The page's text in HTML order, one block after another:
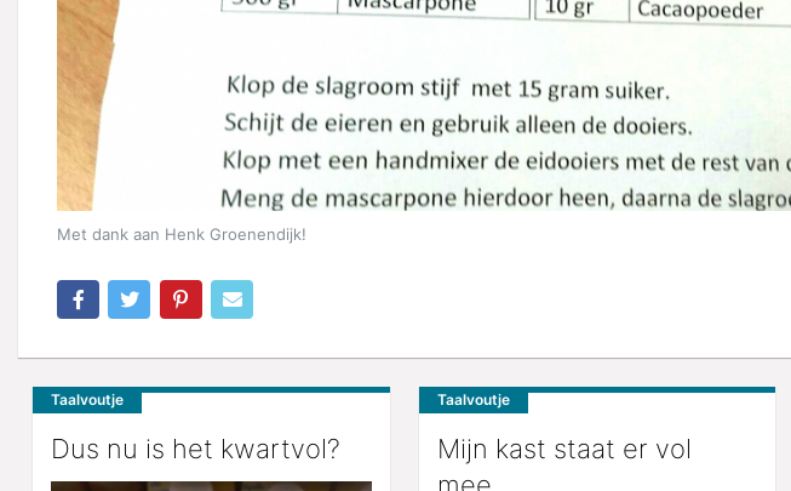
Met dank aan Henk Groenendijk!
Taalvoutje
Dus nu is het kwartvol?
Taalvoutje
Mijn kast staat er vol